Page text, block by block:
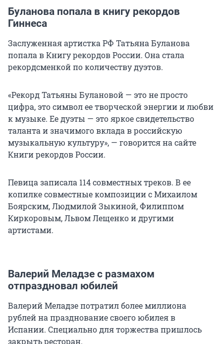
Буланова попала в книгу рекордов
Гиннеса
Заслуженная артистка РФ Татьяна Буланова
попала в Книгу рекордов России. Она стала
рекордсменкой по количеству дуэтов.
«Рекорд Татьяны Булановой — это не просто
цифра, это символ ее творческой энергии и любви
к музыке. Ее дуэты — это яркое свидетельство
таланта и значимого вклада в российскую
музыкальную культуру», — говорится на сайте
Книги рекордов России.
Певица записала 114 совместных треков. В ее
копилке совместные композиции с Михаилом
Боярским, Людмилой Зыкиной, Филиппом
Киркоровым, Львом Лещенко и другими
артистами.
Валерий Меладзе с размахом
отпраздновал юбилей
Валерий Меладзе потратил более миллиона
рублей на празднование своего юбилея в
Испании. Специально для торжества пришлось
закрыть ресторан.